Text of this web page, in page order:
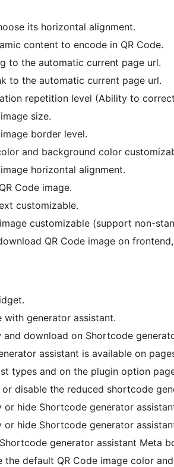
its horizontal alignment.
content to encode in QR Code.
to the automatic current page url.
to the automatic current page url.
repetition level (Ability to
size.
border level.
and background color
horizontal alignment.
Code image.
customizable.
customizable (support non-
QR Code image on
with generator assistant.
and download on Shortcode
assistant is available on
types and on the plugin option
disable the reduced shortcode
or hide Shortcode generator
or hide Shortcode generator
generator assistant Meta
the default QR Code image color